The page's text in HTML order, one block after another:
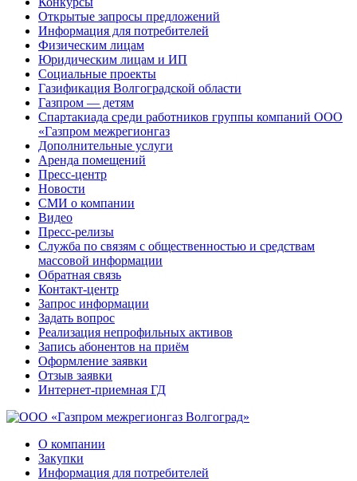
Открытые запросы предложений
Информация для потребителей
Физическим лицам
Юридическим лицам и ИП
Социальные проекты
Газификация Волгоградской области
Газпром — детям
Спартакиада среди работников группы компаний ООО
«Газпром межрегионгаз
Дополнительные услуги
Аренда помещений
Пресс-центр
Новости
СМИ о компании
Видео
Пресс-релизы
Служба по связям с общественностью и средствам
массовой информации
Обратная связь
Контакт-центр
Запрос информации
Задать вопрос
Реализация непрофильных активов
Запись абонентов на приём
Оформление заявки
Отзыв заявки
Интернет-приемная ГД
О компании
Закупки
Информация для потребителей